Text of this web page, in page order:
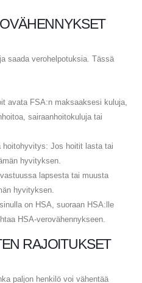
saada verohelpotuksia. Tässä
avata FSA:n maksaaksesi kuluja,
sairaanhoitokuluja tai
hoitohyvitys: Jos hoitit lasta tai
hyvityksen.
lapsesta tai muusta
hyvityksen.
on HSA, suoraan HSA:lle
HSA-verovähennykseen.
RAJOITUKSET
paljon henkilö voi vähentää